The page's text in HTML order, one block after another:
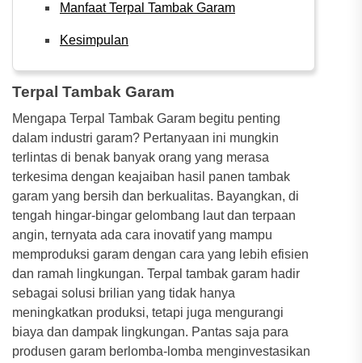
Manfaat Terpal Tambak Garam
Kesimpulan
Terpal Tambak Garam
Mengapa Terpal Tambak Garam begitu penting
dalam industri garam? Pertanyaan ini mungkin
terlintas di benak banyak orang yang merasa
terkesima dengan keajaiban hasil panen tambak
garam yang bersih dan berkualitas. Bayangkan, di
tengah hingar-bingar gelombang laut dan terpaan
angin, ternyata ada cara inovatif yang mampu
memproduksi garam dengan cara yang lebih efisien
dan ramah lingkungan. Terpal tambak garam hadir
sebagai solusi brilian yang tidak hanya
meningkatkan produksi, tetapi juga mengurangi
biaya dan dampak lingkungan. Pantas saja para
produsen garam berlomba-lomba menginvestasikan